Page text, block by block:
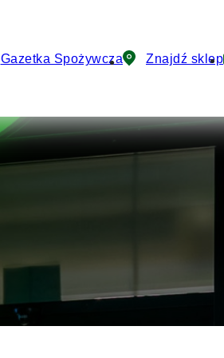
Gazetka Spożywcza Znajdź sklep